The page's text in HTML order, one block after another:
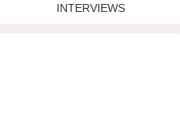
INTERVIEWS